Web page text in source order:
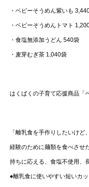
・ベビーそうめん紫いも
・ベビーそうめんトマト
・食塩無添加うどん 540袋
・麦芽むぎ茶 1,040袋
はくばくの子育て応援商品「
「離乳食を手作りしたいけ
経験のために麺類を食べさせ
持ちに応える、食塩不使用、
●離乳食に使いやすい短いカ